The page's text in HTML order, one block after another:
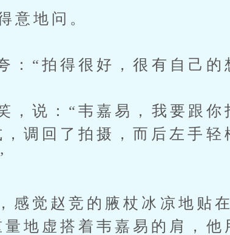
地问。
“拍得很好，很有自己的
说：“韦嘉易，我要跟你
调回了拍摄，而后左手轻
觉赵竞的腋杖冰凉地贴
地虚搭着韦嘉易的肩，他